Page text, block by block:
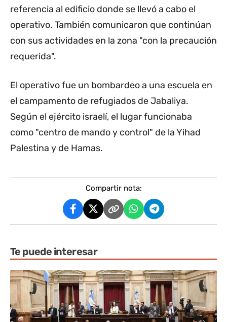
referencia al edificio donde se llevó a cabo el
operativo. También comunicaron que continúan
con sus actividades en la zona "con la precaución
requerida".
El operativo fue un bombardeo a una escuela en
el campamento de refugiados de Jabaliya.
Según el ejército israelí, el lugar funcionaba
como "centro de mando y control" de la Yihad
Palestina y de Hamas.
Compartir nota:
Te puede interesar